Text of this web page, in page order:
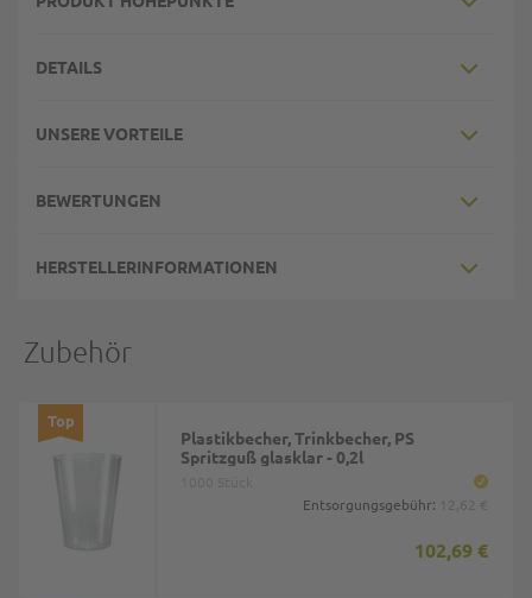
DETAILS
UNSERE VORTEILE
BEWERTUNGEN
HERSTELLERINFORMATIONEN
Zubehör
Top
Plastikbecher, Trinkbecher, PS
Spritzguß glasklar - 0,2l
Entsorgungsgebühr:
102,69 €